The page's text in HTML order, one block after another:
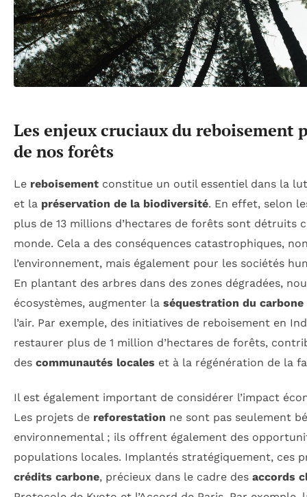
Les enjeux cruciaux du reboisement
de nos forêts
Le reboisement constitue un outil essentiel dans la
et la préservation de la biodiversité. En effet, selon
plus de 13 millions d’hectares de forêts sont détruits
monde. Cela a des conséquences catastrophiques,
l’environnement, mais également pour les sociétés
En plantant des arbres dans des zones dégradées,
écosystèmes, augmenter la séquestration du carbone
l’air. Par exemple, des initiatives de reboisement en
restaurer plus de 1 million d’hectares de forêts,
des communautés locales et à la régénération de la
Il est également important de considérer l’impact
Les projets de reforestation ne sont pas seulement
environnemental ; ils offrent également des
populations locales. Implantés stratégiquement, ces
crédits carbone, précieux dans le cadre des accords